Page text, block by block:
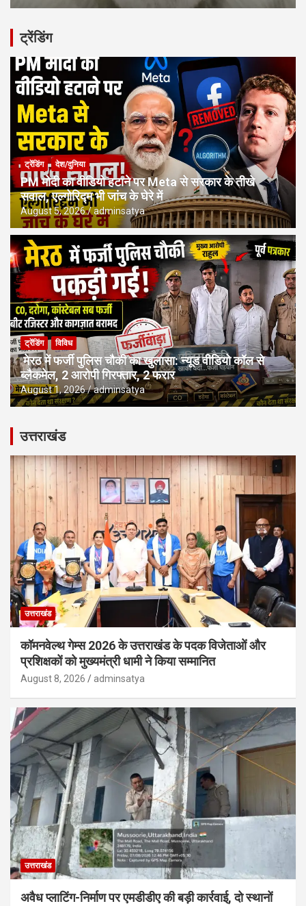
ट्रेंडिंग
ट्रेंडिंग देश/दुनिया
PM मोदी का वीडियो हटाने पर Meta से सरकार के तीखे
सवाल, एल्गोरिद्म भी जांच के घेरे में
August 5, 2026 adminsatya
ट्रेंडिंग विविध
मेरठ में फर्जी पुलिस चौकी का खुलासा: न्यूड वीडियो कॉल से
ब्लैकमेल, 2 आरोपी गिरफ्तार, 2 फरार
August 1, 2026 adminsatya
उत्तराखंड
उत्तराखंड
कॉमनवेल्थ गेम्स 2026 के उत्तराखंड के पदक विजेताओं और
प्रशिक्षकों को मुख्यमंत्री धामी ने किया सम्मानित
August 8, 2026 adminsatya
उत्तराखंड
अवैध प्लाटिंग-निर्माण पर एमडीडीए की बड़ी कार्रवाई, दो स्थानों